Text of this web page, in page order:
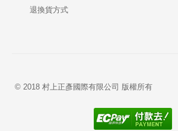
退換貨方式
© 2018 村上正彥國際有限公司 版權所有